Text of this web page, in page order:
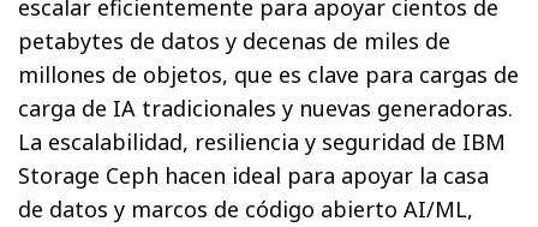
escalar eficientemente para apoyar cientos de
petabytes de datos y decenas de miles de
millones de objetos, que es clave para cargas de
carga de IA tradicionales y nuevas generadoras.
La escalabilidad, resiliencia y seguridad de IBM
Storage Ceph hacen ideal para apoyar la casa
de datos y marcos de código abierto AI/ML,